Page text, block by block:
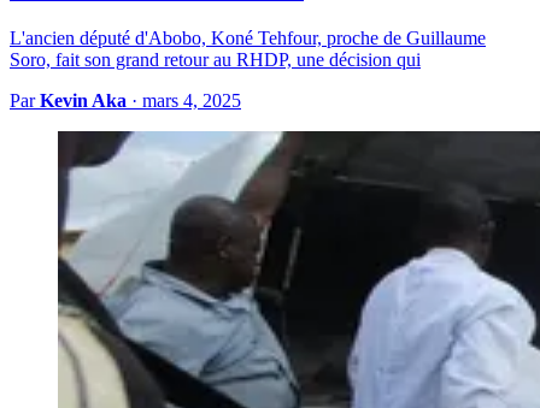
L'ancien député d'Abobo, Koné Tehfour, proche de Guillaume
Soro, fait son grand retour au RHDP, une décision qui
ParKevin Aka · mars 4, 2025